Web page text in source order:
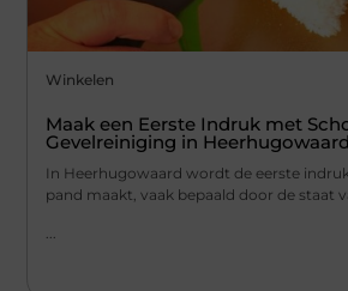
Winkelen
Maak een Eerste Indruk met
Gevelreiniging in Heerhugowaard
In Heerhugowaard wordt de eerste
pand maakt, vaak bepaald door de staat
...